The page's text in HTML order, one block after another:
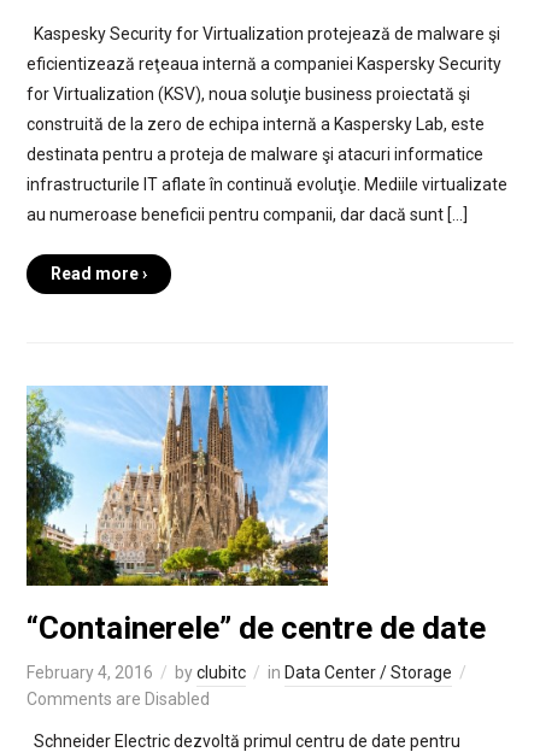
Kaspesky Security for Virtualization protejează de malware şi
eficientizează reţeaua internă a companiei Kaspersky Security
for Virtualization (KSV), noua soluţie business proiectată şi
construită de la zero de echipa internă a Kaspersky Lab, este
destinata pentru a proteja de malware şi atacuri informatice
infrastructurile IT aflate în continuă evoluţie. Mediile virtualizate
au numeroase beneficii pentru companii, dar dacă sunt […]
Read more ›
“Containerele” de centre de date
February 4, 2016 byclubitc in Data Center / Storage
Comments are Disabled
Schneider Electric dezvoltă primul centru de date pentru